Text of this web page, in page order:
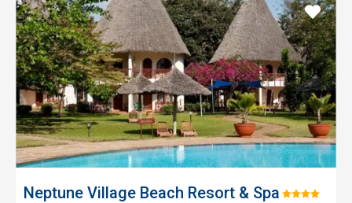
Neptune Village Beach Resort & Spa Hodnocení:
Přidat
do